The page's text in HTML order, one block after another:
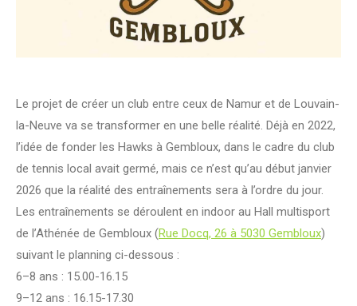
Le projet de créer un club entre ceux de Namur et de Louvain-
la-Neuve va se transformer en une belle réalité. Déjà en 2022,
l’idée de fonder les Hawks à Gembloux, dans le cadre du club
de tennis local avait germé, mais ce n’est qu’au début janvier
2026 que la réalité des entraînements sera à l’ordre du jour.
Les entraînements se déroulent en indoor au Hall multisport
de l’Athénée de Gembloux (Rue Docq, 26 à 5030 Gembloux)
suivant le planning ci-dessous :
6–8 ans : 15.00-16.15
9–12 ans : 16.15-17.30